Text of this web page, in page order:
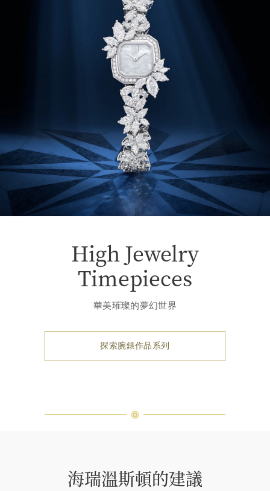
High Jewelry
Timepieces
華美璀璨的夢幻世界
探索腕錶作品系列
海瑞溫斯頓的建議